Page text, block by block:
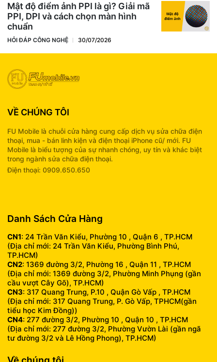
Mật độ điểm ảnh PPI là gì? Giải mã
PPI, DPI và cách chọn màn hình
chuẩn
HỎI ĐÁP CÔNG NGHỆ 30/07/2026
VỀ CHÚNG TÔI
FU Mobile là chuỗi cửa hàng cung cấp dịch vụ sửa chữa điện
thoại, mua - bán linh kiện và điện thoại iPhone cũ/ mới. FU
Mobile là biểu tượng của sự nhanh chóng, uy tín và khác biệt
trong ngành sửa chữa điện thoại.
Điện thoại: 0909.650.650
Danh Sách Cửa Hàng
CN1: 24 Trần Văn Kiểu, Phường 10 , Quận 6 , TP.HCM
(Địa chỉ mới: 24 Trần Văn Kiểu, Phường Bình Phú,
TP.HCM)
CN2: 1369 đường 3/2, Phường 16 , Quận 11 , TP.HCM
(Địa chỉ mới: 1369 đường 3/2, Phường Minh Phụng (gần
cầu vượt Cây Gõ), TP.HCM)
CN3: 317 Quang Trung, P.10 , Quận Gò Vấp , TP.HCM
(Địa chỉ mới: 317 Quang Trung, P. Gò Vấp, TPHCM(gần
tiểu học Kim Đồng))
CN4: 277 đường 3/2, Phường 10 , Quận 10 , TP.HCM
(Địa chỉ mới: 277 đường 3/2, Phường Vườn Lài (gần ngã
tư đường 3/2 và Lê Hồng Phong), TP.HCM)